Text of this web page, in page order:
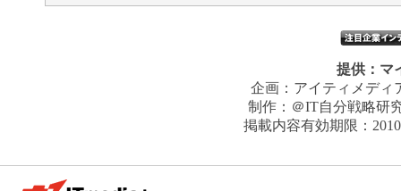
提供： マ
企画： アイティメディ
制作： ＠IT自分戦略研
掲載内容有効期限：